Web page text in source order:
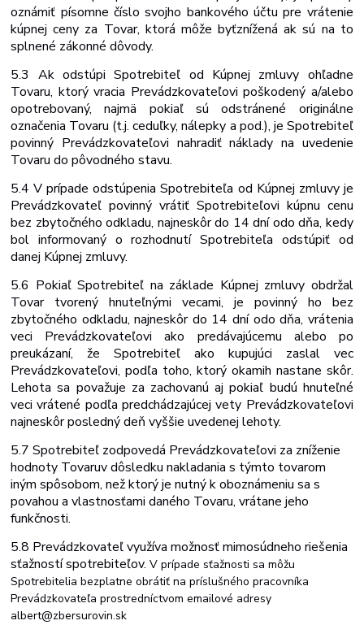
oznámiť písomne číslo svojho bankového účtu pre vrátenie
kúpnej ceny za Tovar, ktorá môže byťznížená ak sú na to
splnené zákonné dôvody.
5.3 Ak odstúpi Spotrebiteľ od Kúpnej zmluvy ohľadne
Tovaru, ktorý vracia Prevádzkovateľovi poškodený a/alebo
opotrebovaný, najmä pokiaľ sú odstránené originálne
označenia Tovaru (t.j. ceduľky, nálepky a pod.), je Spotrebiteľ
povinný Prevádzkovateľovi nahradiť náklady na uvedenie
Tovaru do pôvodného stavu.
5.4 V prípade odstúpenia Spotrebiteľa od Kúpnej zmluvy je
Prevádzkovateľ povinný vrátiť Spotrebiteľovi kúpnu cenu
bez zbytočného odkladu, najneskôr do 14 dní odo dňa, kedy
bol informovaný o rozhodnutí Spotrebiteľa odstúpiť od
danej Kúpnej zmluvy.
5.6 Pokiaľ Spotrebiteľ na základe Kúpnej zmluvy obdržal
Tovar tvorený hnuteľnými vecami, je povinný ho bez
zbytočného odkladu, najneskôr do 14 dní odo dňa, vrátenia
veci Prevádzkovateľovi ako predávajúcemu alebo po
preukázaní, že Spotrebiteľ ako kupujúci zaslal vec
Prevádzkovateľovi, podľa toho, ktorý okamih nastane skôr.
Lehota sa považuje za zachovanú aj pokiaľ budú hnuteľné
veci vrátené podľa predchádzajúcej vety Prevádzkovateľovi
najneskôr posledný deň vyššie uvedenej lehoty.
5.7 Spotrebiteľ zodpovedá Prevádzkovateľovi za zníženie
hodnoty Tovaruv dôsledku nakladanias týmto tovarom
inýmspôsobom,nežktorýjenutnýkoboznámeniusa s
povahou a vlastnosťami daného Tovaru, vrátane jeho
funkčnosti.
5.8 Prevádzkovateľvyužívamožnosťmimosúdnehoriešenia
sťažnostíspotrebiteľov.Vprípadesťažnostisamôžu
Spotrebiteliabezplatneobrátiťnapríslušného pracovníka
Prevádzkovateľa prostredníctvom emailové adresy
albert@zbersurovin.sk